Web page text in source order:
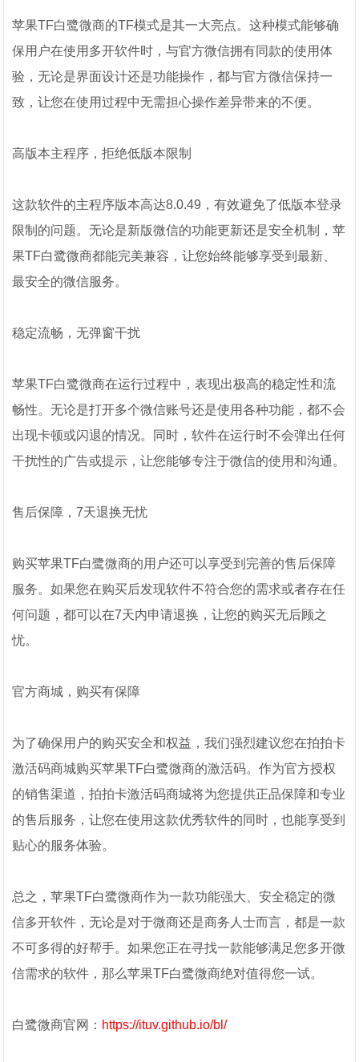
苹果TF白鹭微商的TF模式是其一大亮点。这种模式能够确
保用户在使用多开软件时，与官方微信拥有同款的使用体
验，无论是界面设计还是功能操作，都与官方微信保持一
致，让您在使用过程中无需担心操作差异带来的不便。
高版本主程序，拒绝低版本限制
这款软件的主程序版本高达8.0.49，有效避免了低版本登录
限制的问题。无论是新版微信的功能更新还是安全机制，苹
果TF白鹭微商都能完美兼容，让您始终能够享受到最新、
最安全的微信服务。
稳定流畅，无弹窗干扰
苹果TF白鹭微商在运行过程中，表现出极高的稳定性和流
畅性。无论是打开多个微信账号还是使用各种功能，都不会
出现卡顿或闪退的情况。同时，软件在运行时不会弹出任何
干扰性的广告或提示，让您能够专注于微信的使用和沟通。
售后保障，7天退换无忧
购买苹果TF白鹭微商的用户还可以享受到完善的售后保障
服务。如果您在购买后发现软件不符合您的需求或者存在任
何问题，都可以在7天内申请退换，让您的购买无后顾之
忧。
官方商城，购买有保障
为了确保用户的购买安全和权益，我们强烈建议您在拍拍卡
激活码商城购买苹果TF白鹭微商的激活码。作为官方授权
的销售渠道，拍拍卡激活码商城将为您提供正品保障和专业
的售后服务，让您在使用这款优秀软件的同时，也能享受到
贴心的服务体验。
总之，苹果TF白鹭微商作为一款功能强大、安全稳定的微
信多开软件，无论是对于微商还是商务人士而言，都是一款
不可多得的好帮手。如果您正在寻找一款能够满足您多开微
信需求的软件，那么苹果TF白鹭微商绝对值得您一试。
白鹭微商官网： https://ituv.github.io/bl/